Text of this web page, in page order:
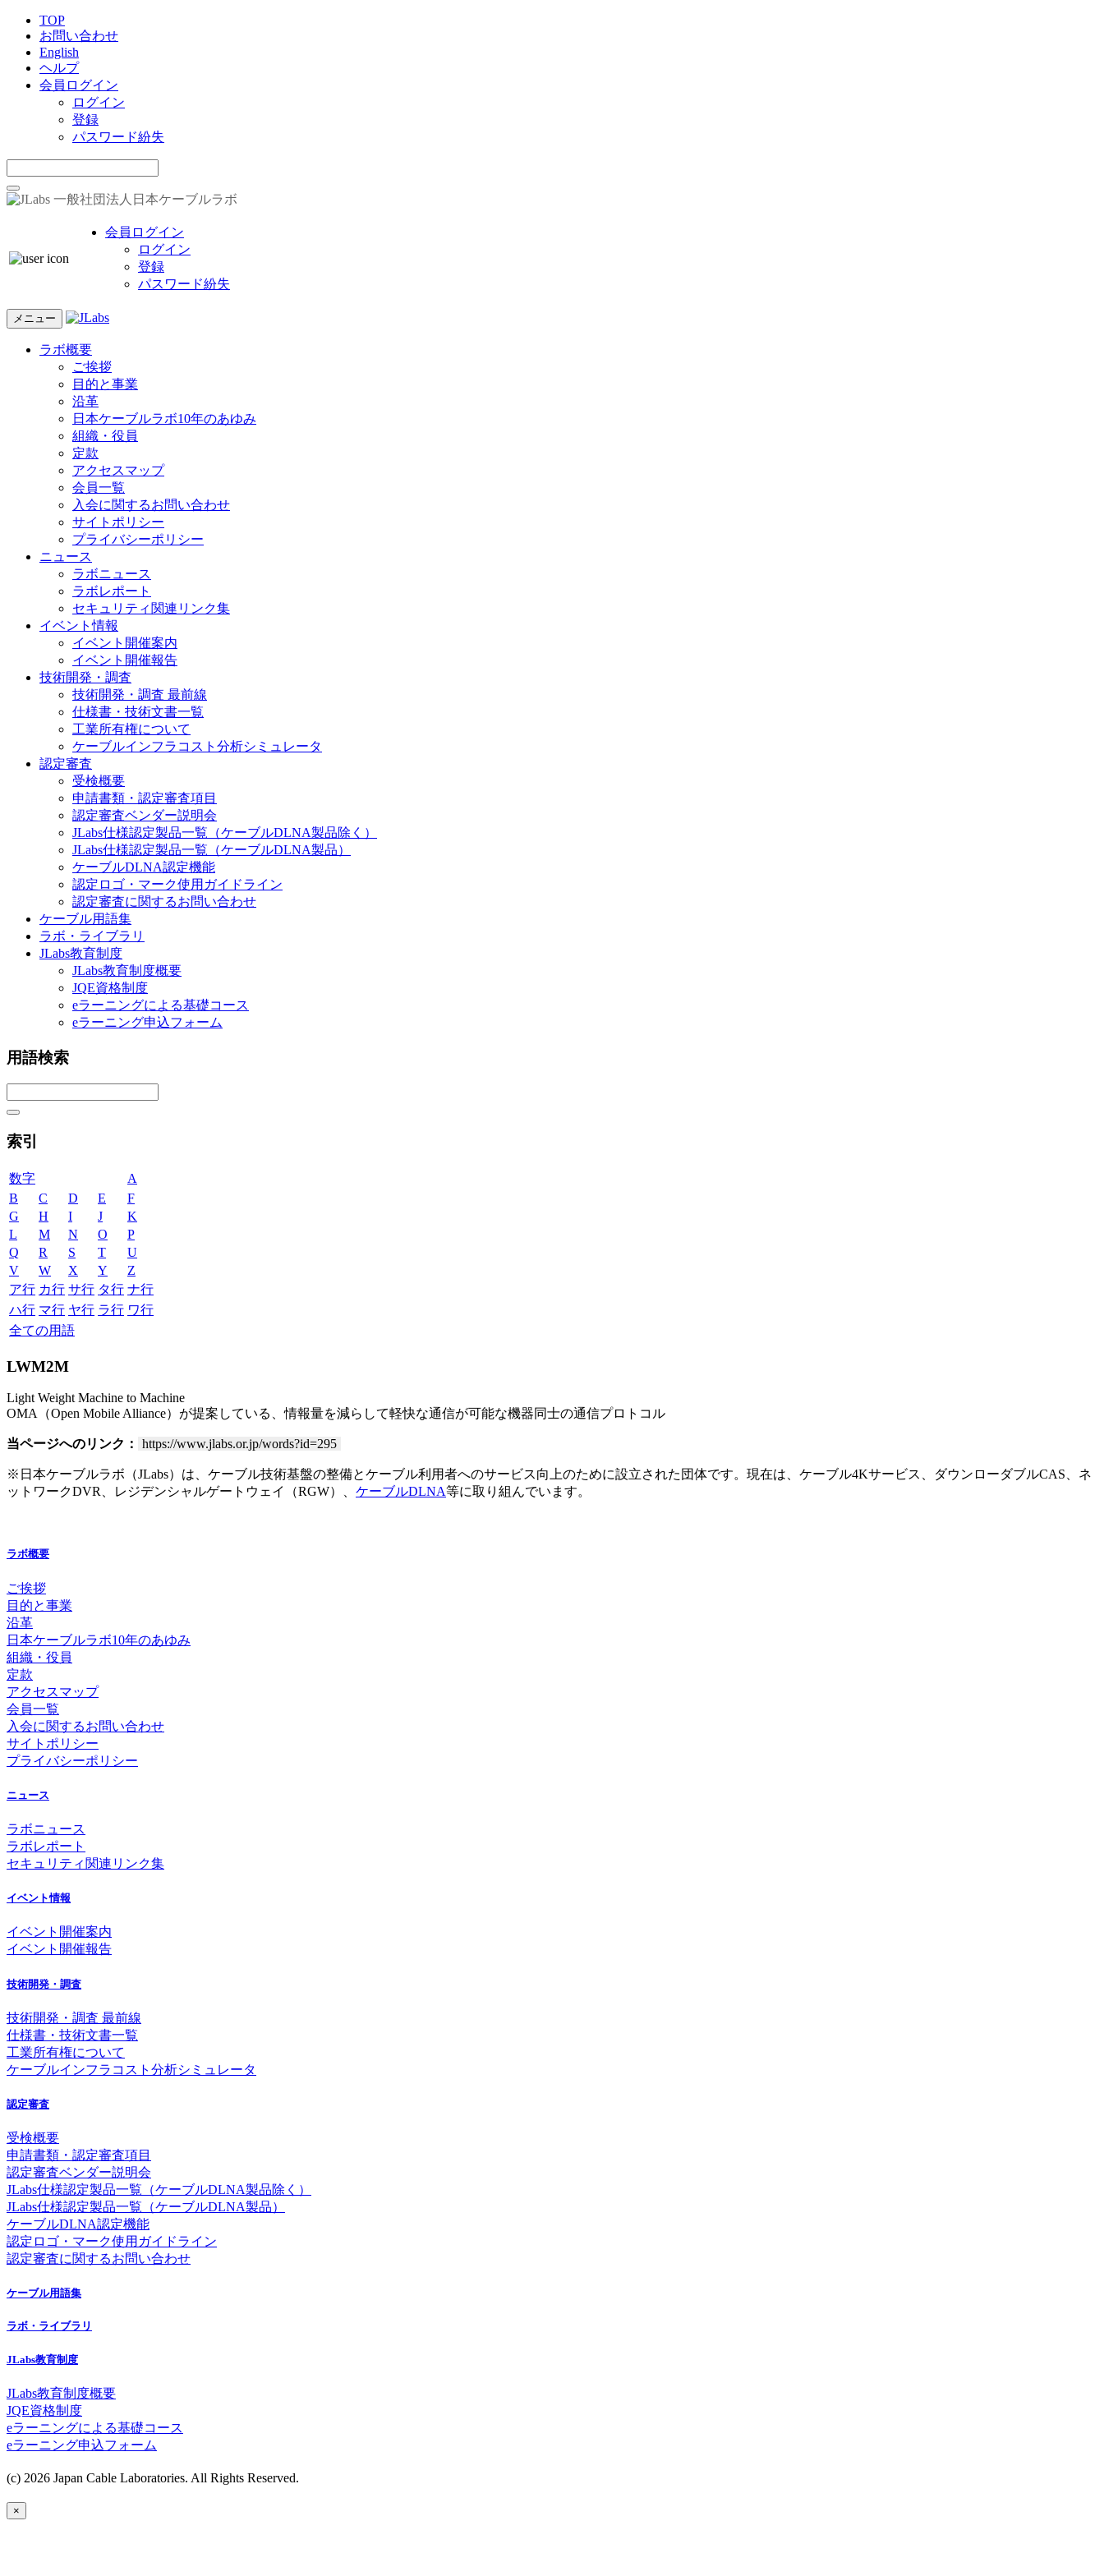
TOP
お問い合わせ
English
ヘルプ
会員ログイン
ログイン
登録
パスワード紛失
一般社団法人日本ケーブルラボ
会員ログイン
ログイン
登録
パスワード紛失
メニュー
ラボ概要
ご挨拶
目的と事業
沿革
日本ケーブルラボ10年のあゆみ
組織・役員
定款
アクセスマップ
会員一覧
入会に関するお問い合わせ
サイトポリシー
プライバシーポリシー
ニュース
ラボニュース
ラボレポート
セキュリティ関連リンク集
イベント情報
イベント開催案内
イベント開催報告
技術開発・調査
技術開発・調査 最前線
仕様書・技術文書一覧
工業所有権について
ケーブルインフラコスト分析シミュレータ
認定審査
受検概要
申請書類・認定審査項目
認定審査ベンダー説明会
JLabs仕様認定製品一覧（ケーブルDLNA製品除く）
JLabs仕様認定製品一覧（ケーブルDLNA製品）
ケーブルDLNA認定機能
認定ロゴ・マーク使用ガイドライン
認定審査に関するお問い合わせ
ケーブル用語集
ラボ・ライブラリ
JLabs教育制度
JLabs教育制度概要
JQE資格制度
eラーニングによる基礎コース
eラーニング申込フォーム
用語検索
索引
数字
A
B
C D E
F
G
H I J
K
L
M N O
P
Q
R S T
U
V
W X Y
Z
ア行 カ行 サ行 タ行 ナ行
ハ行 マ行 ヤ行 ラ行 ワ行
全ての用語
LWM2M
Light Weight Machine to Machine
OMA（Open Mobile Alliance）が提案している、情報量を減らして軽快な通信が可能な機器同士の通信プロトコル
当ページへのリンク： https://www.jlabs.or.jp/words?id=295
※日本ケーブルラボ（JLabs）は、ケーブル技術基盤の整備とケーブル利用者へのサービス向上のために設立された団体です。現在は、ケーブル4Kサービス、ダウンローダブルCAS、ネ
ットワークDVR、レジデンシャルゲートウェイ（RGW）、 ケーブルDLNA等に取り組んでいます。
ラボ概要
ご挨拶
目的と事業
沿革
日本ケーブルラボ10年のあゆみ
組織・役員
定款
アクセスマップ
会員一覧
入会に関するお問い合わせ
サイトポリシー
プライバシーポリシー
ニュース
ラボニュース
ラボレポート
セキュリティ関連リンク集
イベント情報
イベント開催案内
イベント開催報告
技術開発・調査
技術開発・調査 最前線
仕様書・技術文書一覧
工業所有権について
ケーブルインフラコスト分析シミュレータ
認定審査
受検概要
申請書類・認定審査項目
認定審査ベンダー説明会
JLabs仕様認定製品一覧（ケーブルDLNA製品除く）
JLabs仕様認定製品一覧（ケーブルDLNA製品）
ケーブルDLNA認定機能
認定ロゴ・マーク使用ガイドライン
認定審査に関するお問い合わせ
ケーブル用語集
ラボ・ライブラリ
JLabs教育制度
JLabs教育制度概要
JQE資格制度
eラーニングによる基礎コース
eラーニング申込フォーム
(c) 2026 Japan Cable Laboratories. All Rights Reserved.
×